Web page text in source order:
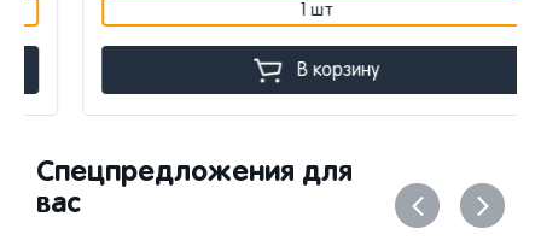
В корзину
Спецпредложения для
вас